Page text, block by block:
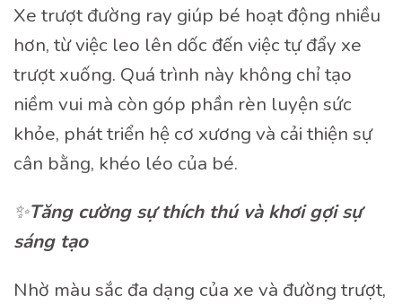
Xe trượt đường ray giúp bé hoạt động nhiều
hơn, từ việc leo lên dốc đến việc tự đẩy xe
trượt xuống. Quá trình này không chỉ tạo
niềm vui mà còn góp phần rèn luyện sức
khỏe, phát triển hệ cơ xương và cải thiện sự
cân bằng, khéo léo của bé.
✨Tăng cường sự thích thú và khơi gợi sự
sáng tạo
Nhờ màu sắc đa dạng của xe và đường trượt,